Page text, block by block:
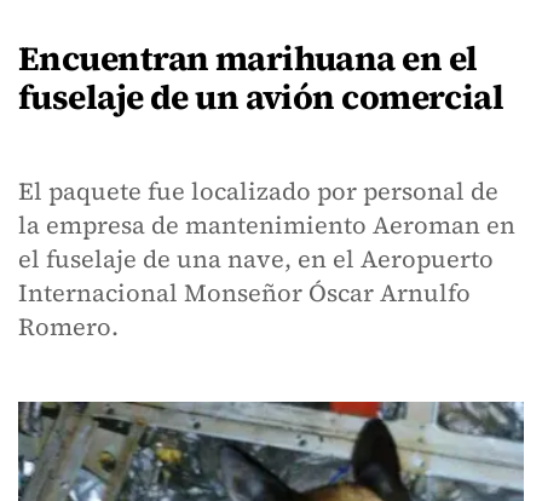
Encuentran marihuana en el
fuselaje de un avión comercial
El paquete fue localizado por personal de
la empresa de mantenimiento Aeroman en
el fuselaje de una nave, en el Aeropuerto
Internacional Monseñor Óscar Arnulfo
Romero.